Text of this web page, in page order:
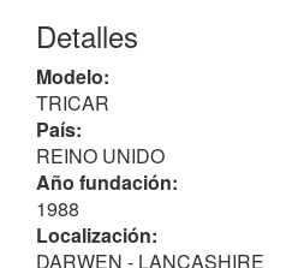
carrocería de fibra de vidrio
los vehículos servidos en
único, al gusto de su
aluminio o bien se
aleación, así como el
de cuero. Su peso
Aproximadamente fueron
hasta finales de 1998 que
Detalles
Modelo:
TRICAR
País:
REINO UNIDO
Año fundación:
1988
Localización:
DARWEN - LANCASHIRE